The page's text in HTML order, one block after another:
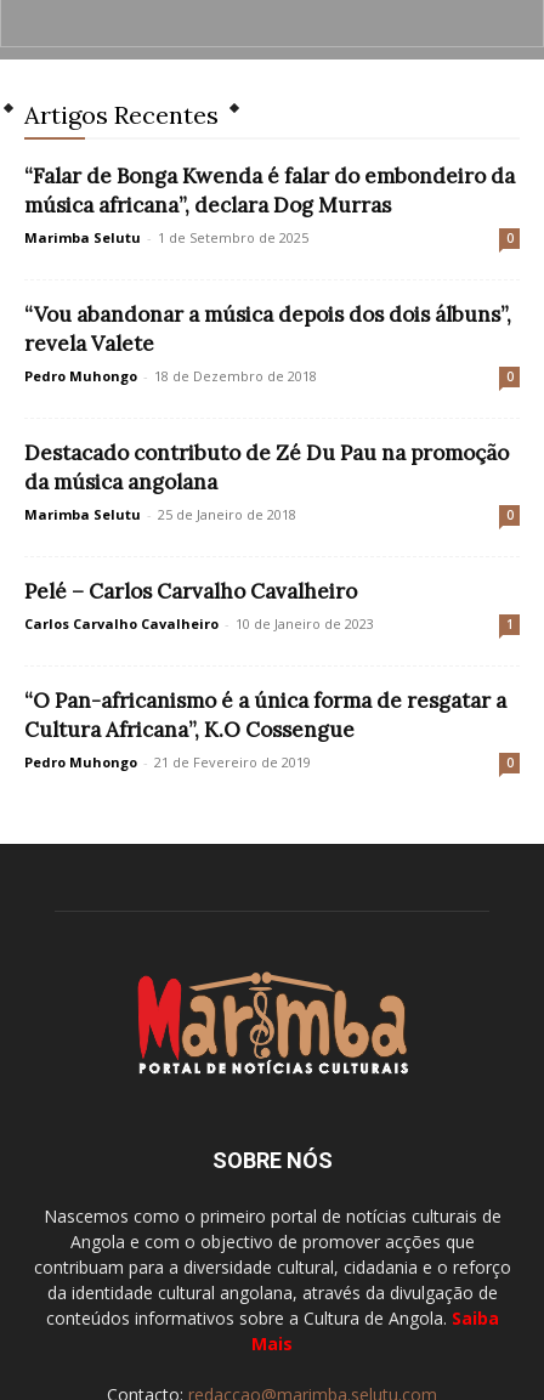
Artigos Recentes
“Falar de Bonga Kwenda é falar do embondeiro da
música africana”, declara Dog Murras
Marimba Selutu - 1 de Setembro de 2025 0
“Vou abandonar a música depois dos dois álbuns”,
revela Valete
Pedro Muhongo - 18 de Dezembro de 2018 0
Destacado contributo de Zé Du Pau na promoção
da música angolana
Marimba Selutu - 25 de Janeiro de 2018 0
Pelé – Carlos Carvalho Cavalheiro
Carlos Carvalho Cavalheiro - 10 de Janeiro de 2023 1
“O Pan-africanismo é a única forma de resgatar a
Cultura Africana”, K.O Cossengue
Pedro Muhongo - 21 de Fevereiro de 2019 0
SOBRE NÓS
Nascemos como o primeiro portal de notícias culturais de
Angola e com o objectivo de promover acções que
contribuam para a diversidade cultural, cidadania e o reforço
da identidade cultural angolana, através da divulgação de
conteúdos informativos sobre a Cultura de Angola. Saiba
Mais
Contacto: redaccao@marimba.selutu.com